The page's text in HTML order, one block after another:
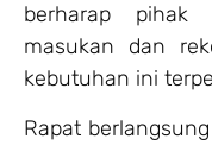
berharap pihak
masukan dan
kebutuhan ini
Rapat